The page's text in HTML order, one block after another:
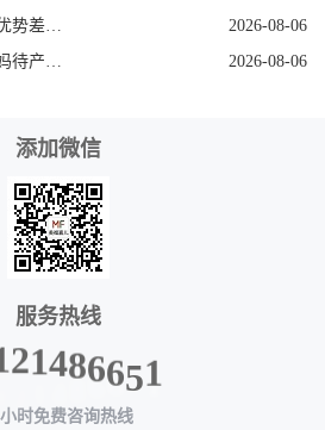
2026-08-06
2026-08-06
添加微信
服务热线
21486651
时免费咨询热线